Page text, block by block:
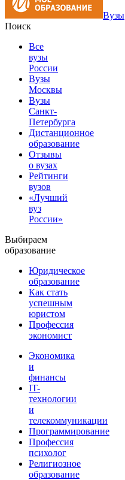
Вузы
Поиск
Все
вузы
России
Вузы
Москвы
Вузы
Санкт-
Петербурга
Дистанционное
образование
Отзывы
о вузах
Рейтинги
вузов
«Лучший
вуз
России»
Выбираем
образование
Юридическое
образование
Как стать
успешным
юристом
Профессия
экономист
Экономика
и
финансы
IT-
технологии
и
телекоммуникации
Программирование
Профессия
психолог
Религиозное
образование